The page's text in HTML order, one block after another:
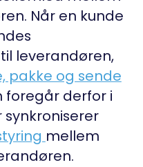
Når en kunde
leverandøren,
pakke og sende
foregår derfor i
mellem